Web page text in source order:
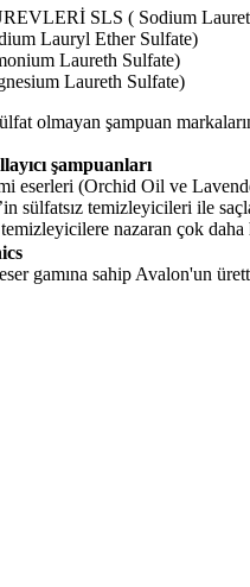
SLS ( Sodium
Lauryl Ether Sulfate)
Laureth Sulfate)
Laureth Sulfate)
olmayan şampuan
şampuanları
eserleri (Orchid Oil ve
sülfatsız temizleyicileri ile
nazaran çok
gamına sahip Avalon'un